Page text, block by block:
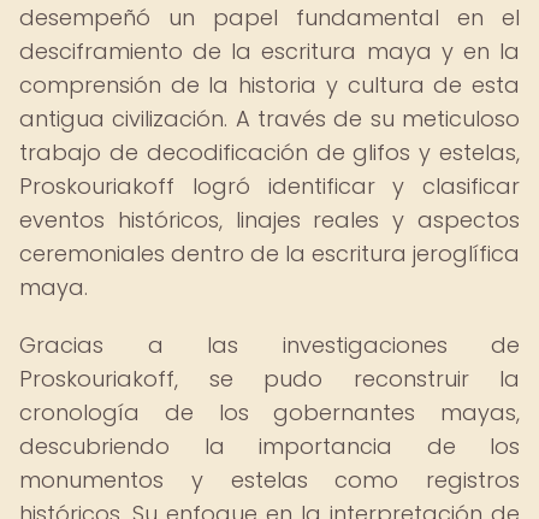
desempeñó un papel fundamental en el
desciframiento de la escritura maya y en la
comprensión de la historia y cultura de esta
antigua civilización. A través de su meticuloso
trabajo de decodificación de glifos y estelas,
Proskouriakoff logró identificar y clasificar
eventos históricos, linajes reales y aspectos
ceremoniales dentro de la escritura jeroglífica
maya.
Gracias a las investigaciones de
Proskouriakoff, se pudo reconstruir la
cronología de los gobernantes mayas,
descubriendo la importancia de los
monumentos y estelas como registros